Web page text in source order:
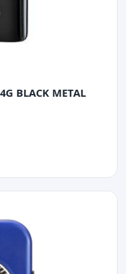
BLACK METAL